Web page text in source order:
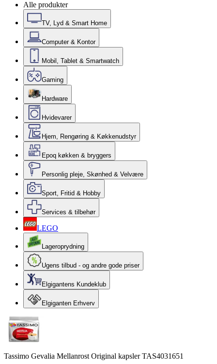
Alle produkter
TV, Lyd & Smart Home
Computer & Kontor
Mobil, Tablet & Smartwatch
Gaming
Hardware
Hvidevarer
Hjem, Rengøring & Køkkenudstyr
Epoq køkken & bryggers
Personlig pleje, Skønhed & Velvære
Sport, Fritid & Hobby
Services & tilbehør
LEGO
Lageroprydning
Ugens tilbud - og andre gode priser
Elgigantens Kundeklub
Elgiganten Erhverv
Tassimo Gevalia Mellanrost Original kapsler TAS4031651